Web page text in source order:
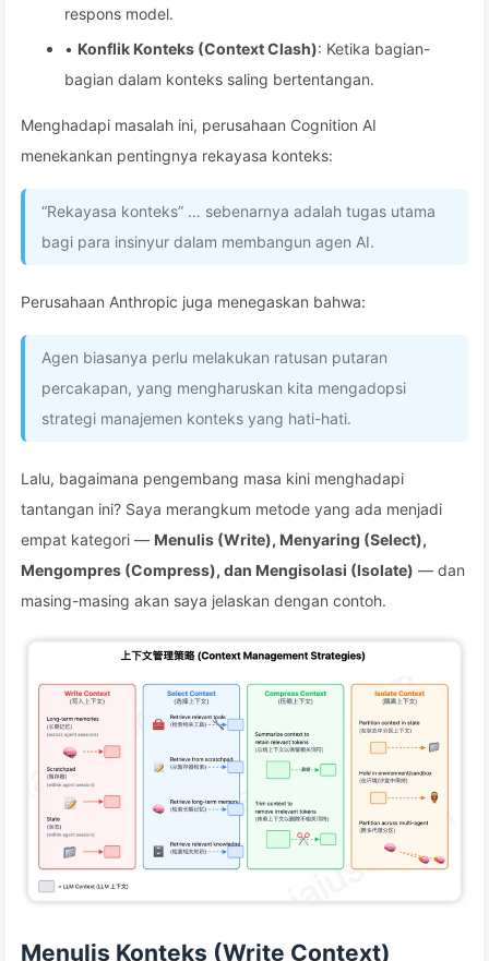
respons model.
• Konflik Konteks (Context Clash): Ketika bagian-
bagian dalam konteks saling bertentangan.
Menghadapi masalah ini, perusahaan Cognition AI
menekankan pentingnya rekayasa konteks:
“Rekayasa konteks” … sebenarnya adalah tugas utama
bagi para insinyur dalam membangun agen AI.
Perusahaan Anthropic juga menegaskan bahwa:
Agen biasanya perlu melakukan ratusan putaran
percakapan, yang mengharuskan kita mengadopsi
strategi manajemen konteks yang hati-hati.
Lalu, bagaimana pengembang masa kini menghadapi
tantangan ini? Saya merangkum metode yang ada menjadi
empat kategori — Menulis (Write), Menyaring (Select),
Mengompres (Compress), dan Mengisolasi (Isolate) — dan
masing-masing akan saya jelaskan dengan contoh.
Menulis Konteks (Write Context)